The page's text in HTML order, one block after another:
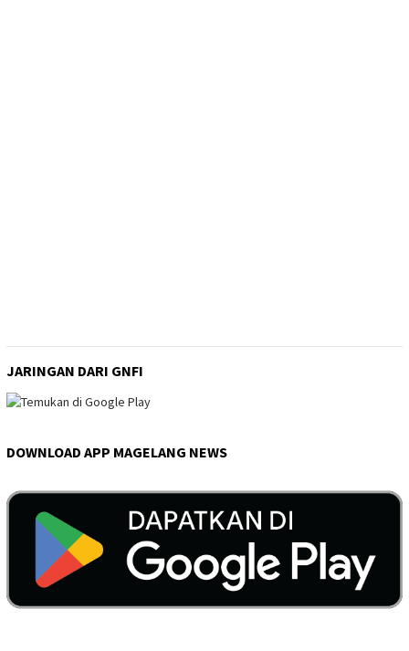
JARINGAN DARI GNFI
DOWNLOAD APP MAGELANG NEWS